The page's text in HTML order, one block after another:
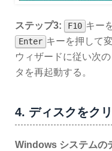
ステップ3: F10 キー
Enter キーを押して
ウィザードに従い次
タを再起動する。
4. ディスクをク
Windows システムの